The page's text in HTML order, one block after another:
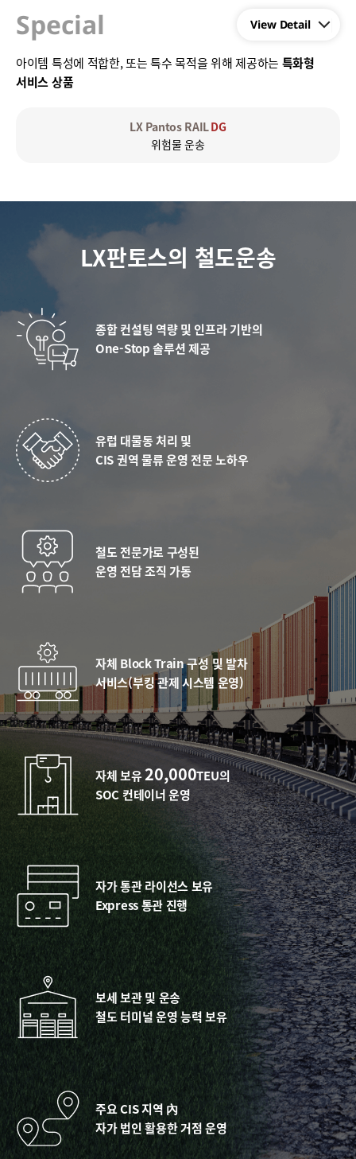
Special
아이템 특성에 적합한, 또는 특수 목적을 위해 제공하는 특화형
서비스 상품​
LX Pantos RAILDG
위험물 운송
LX판토스의 철도운송
종합 컨설팅 역량 및 인프라 기반의
One-Stop 솔루션 제공
유럽 대물동 처리 및
CIS 권역 물류 운영 전문 노하우​
철도 전문가로 구성된​
운영 전담 조직 가동​
자체 Block Train 구성 및 발차
서비스(부킹 관제 시스템 운영)
자체 보유20,000TEU의
SOC 컨테이너 운영
자가 통관 라이선스 보유
Express 통관 진행
보세 보관 및 운송
철도 터미널 운영 능력 보유
주요 CIS 지역 內
자가 법인 활용한 거점 운영